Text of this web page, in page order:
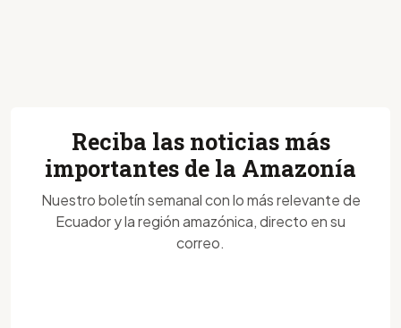
Reciba las noticias más
importantes de la Amazonía
Nuestro boletín semanal con lo más relevante de
Ecuador y la región amazónica, directo en su
correo.